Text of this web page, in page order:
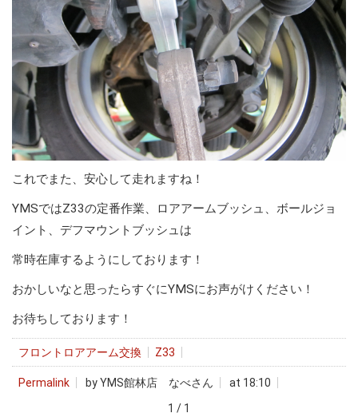
これでまた、安心して走れますね！
YMSではZ33の定番作業、ロアアームブッシュ、ボールジョ
イント、デフマウントブッシュは
常時在庫するようにしております！
おかしいなと思ったらすぐにYMSにお声がけください！
お待ちしております！
フロントロアアーム交換 Z33
Permalink by YMS館林店 なべさん
at 18:10
1 / 1